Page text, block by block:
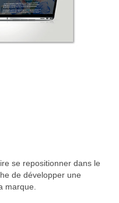
se repositionner dans le
de développer une
marque.